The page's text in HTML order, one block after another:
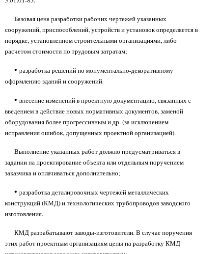
Базовая цена разработки рабочих чертежей указанных
сооружений, приспособлений, устройств и установок определяется в
порядке, установленном строительными организациями, либо
расчетом стоимости по трудовым затратам;
• разработка решений по монументально-декоративному
оформлению зданий и сооружений.
• внесение изменений в проектную документацию, связанных с
введением в действие новых нормативных документов, заменой
оборудования более прогрессивным и др. (за исключением
исправления ошибок, допущенных проектной организацией).
Выполнение указанных работ должно предусматриваться в
задании на проектирование объекта или отдельным поручением
заказчика и оплачиваться дополнительно;
• разработка деталировочных чертежей металлических
конструкций (КМД) и технологических трубопроводов заводского
изготовления.
КМД разрабатывают заводы-изготовители. В случае поручения
этих работ проектным организациям цены на разработку КМД